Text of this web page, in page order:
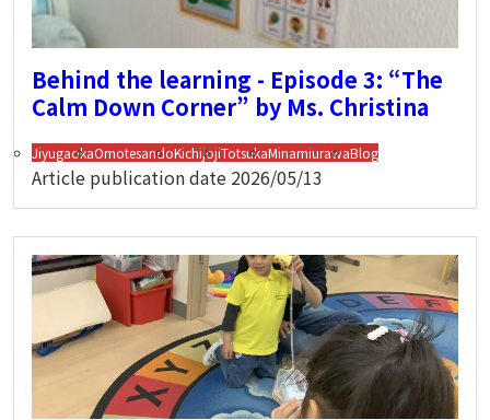
Behind the learning - Episode 3: “The
Calm Down Corner” by Ms. Christina
JiyugaokaOmotesandoKichijojiTotsukaMinamiurawaBlog
Article publication date 2026/05/13